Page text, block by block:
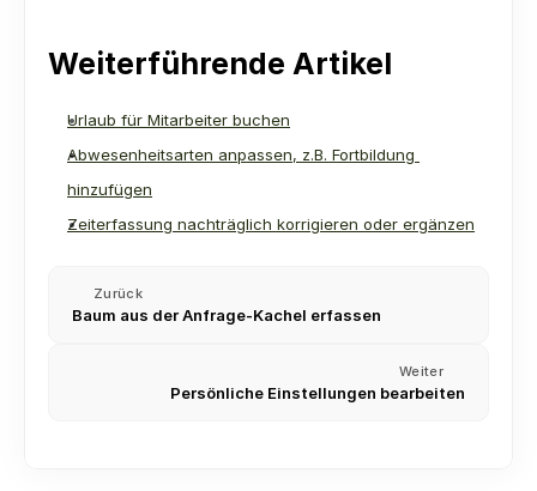
Weiterführende Artikel
Urlaub für Mitarbeiter buchen
Abwesenheitsarten anpassen, z.B. Fortbildung
hinzufügen
Zeiterfassung nachträglich korrigieren oder ergänzen
Zurück
Baum aus der Anfrage-Kachel erfassen
Weiter
Persönliche Einstellungen bearbeiten